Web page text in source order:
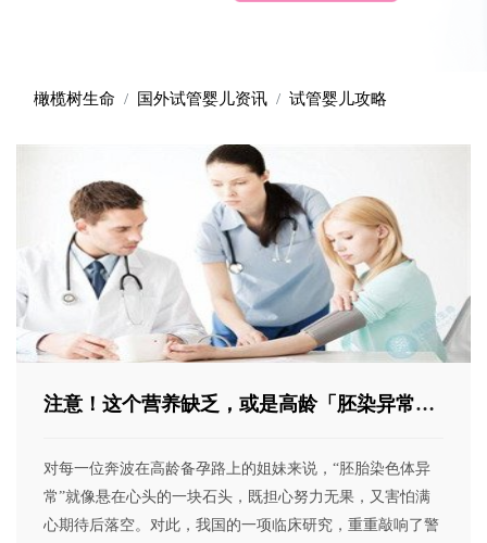
橄榄树生命 国外试管婴儿资讯 试管婴儿攻略
注意！这个营养缺乏，或是高龄「胚染异常」
对每一位奔波在高龄备孕路上的姐妹来说，“胚胎染色体异
常”就像悬在心头的一块石头，既担心努力无果，又害怕满
心期待后落空。对此，我国的一项临床研究，重重敲响了警